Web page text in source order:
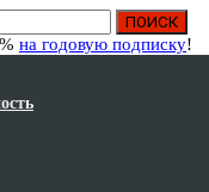
на годовую подписку!